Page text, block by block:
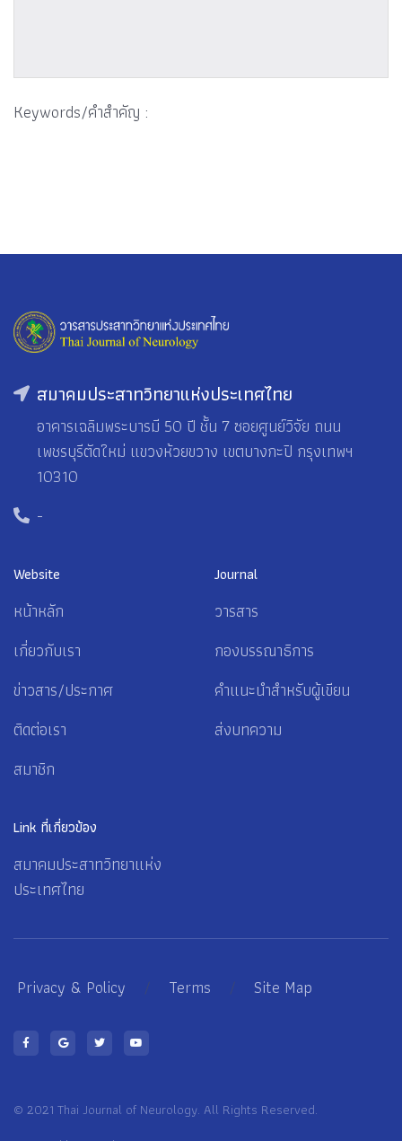
Keywords/คำสำคัญ :
สมาคมประสาทวิทยาแห่งประเทศไทย
อาคารเฉลิมพระบารมี 50 ปี ชั้น 7 ซอยศูนย์วิจัย ถนน
เพชรบุรีตัดใหม่ แขวงห้วยขวาง เขตบางกะปิ กรุงเทพฯ
10310
-
Website
หน้าหลัก
เกี่ยวกับเรา
ข่าวสาร/ประกาศ
ติดต่อเรา
สมาชิก
Journal
วารสาร
กองบรรณาธิการ
คำแนะนำสำหรับผู้เขียน
ส่งบทความ
Link ที่เกี่ยวข้อง
สมาคมประสาทวิทยาแห่ง
ประเทศไทย
Privacy & Policy / Terms / Site Map
© 2021 Thai Journal of Neurology. All Rights Reserved.